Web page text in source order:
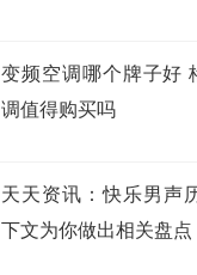
变频空调哪个牌子好
调值得购买吗
天天资讯：快乐男声
下文为你做出相关盘点